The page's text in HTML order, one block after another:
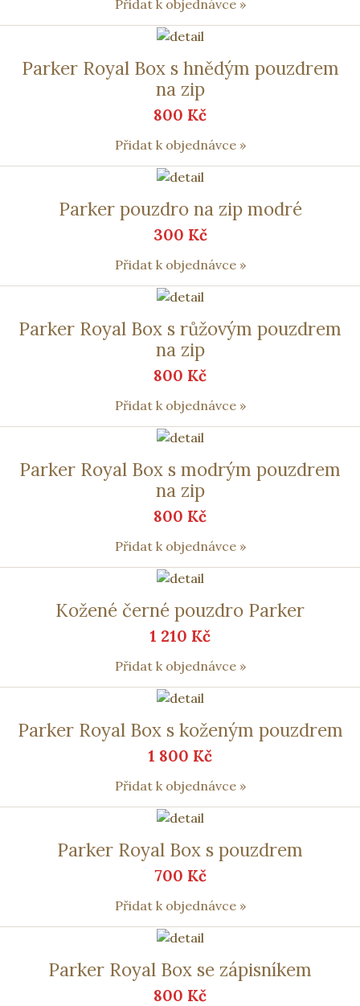
Přidat k objednávce »
Parker Royal Box s hnědým pouzdrem
na zip
800 Kč
Přidat k objednávce »
Parker pouzdro na zip modré
300 Kč
Přidat k objednávce »
Parker Royal Box s růžovým pouzdrem
na zip
800 Kč
Přidat k objednávce »
Parker Royal Box s modrým pouzdrem
na zip
800 Kč
Přidat k objednávce »
Kožené černé pouzdro Parker
1 210 Kč
Přidat k objednávce »
Parker Royal Box s koženým pouzdrem
1 800 Kč
Přidat k objednávce »
Parker Royal Box s pouzdrem
700 Kč
Přidat k objednávce »
Parker Royal Box se zápisníkem
800 Kč